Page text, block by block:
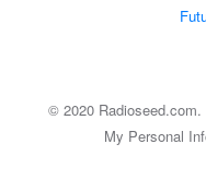
© 2020
My Personal